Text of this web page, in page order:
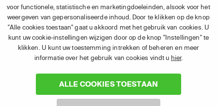
voor functionele, statistische en marketingdoeleinden, alsook voor het
weergeven van gepersonaliseerde inhoud. Door te klikken op de knop
"Alle cookies toestaan" gaat u akkoord met het gebruik van cookies. U
kunt uw cookie-instellingen wijzigen door op de knop "Instellingen" te
klikken. U kunt uw toestemming intrekken of beheren en meer
informatie over het gebruik van cookies vindt u hier.
ALLE COOKIES TOESTAAN
van APP TV Light, Basic of Plus.
(2) Prijs abonnement : Incl. BTW.
(3) Restart & Replayis beschikbaar voorvolgende zendersafhankelijk
van je gekozen pakket.
2026 Canal+ Luxembourg S. à r.l. - Alle rechten voorbehouden. TV